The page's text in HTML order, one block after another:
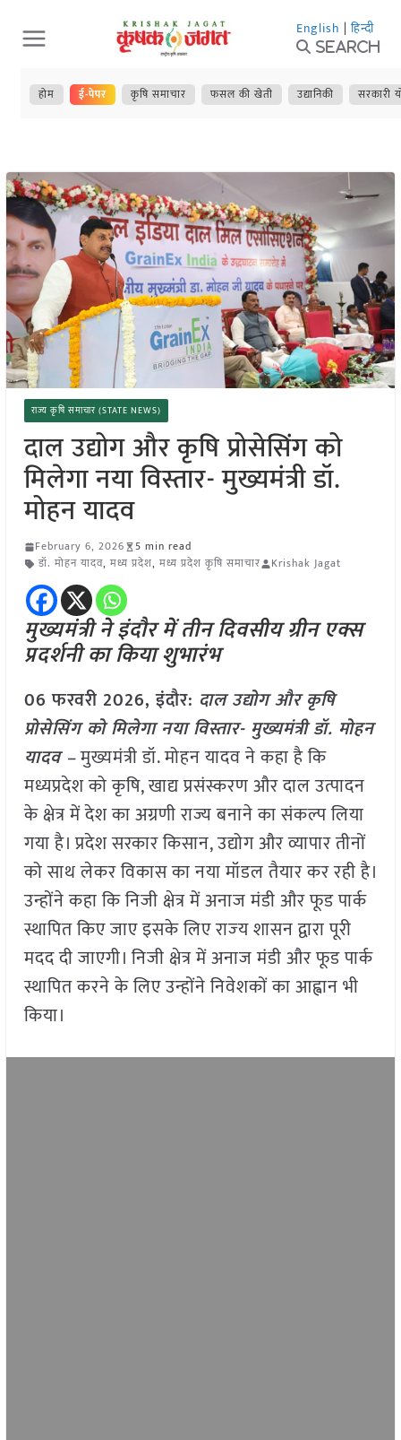
Skip
to
content
English | हिन्दी
Search
होम ई-पेपर कृषि समाचार फसल की खेती उद्यानिकी सरकारी
राज्य कृषि समाचार (STATE NEWS)
दाल उद्योग और कृषि प्रोसेसिंग को
मिलेगा नया विस्तार- मुख्यमंत्री डॉ.
मोहन यादव
February 6, 2026
5 min read
डॉ. मोहन यादव, मध्य प्रदेश, मध्य प्रदेश कृषि समाचार Krishak Jagat
मुख्यमंत्री ने इंदौर में तीन दिवसीय ग्रीन एक्स
प्रदर्शनी का किया शुभारंभ
06 फरवरी 2026,इंदौर: दाल उद्योग और कृषि
प्रोसेसिंग को मिलेगा नया विस्तार- मुख्यमंत्री डॉ. मोहन
यादव –मुख्यमंत्री डॉ. मोहन यादव ने कहा है कि
मध्यप्रदेश को कृषि, खाद्य प्रसंस्करण और दाल उत्पादन
के क्षेत्र में देश का अग्रणी राज्य बनाने का संकल्प लिया
गया है। प्रदेश सरकार किसान, उद्योग और व्यापार तीनों
को साथ लेकर विकास का नया मॉडल तैयार कर रही है।
उन्होंने कहा कि निजी क्षेत्र में अनाज मंडी और फूड पार्क
स्थापित किए जाए इसके लिए राज्‍य शासन द्वारा पूरी
मदद दी जाएगी। निजी क्षेत्र में अनाज मंडी और फूड पार्क
स्थापित करने के लिए उन्होंने निवेशकों का आह्वान भी
किया।